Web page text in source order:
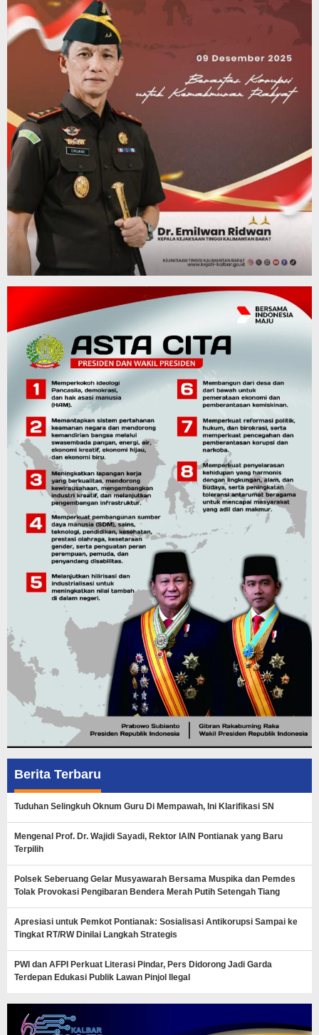
Berita Terbaru
Tuduhan Selingkuh Oknum Guru Di Mempawah, Ini Klarifikasi SN
Mengenal Prof. Dr. Wajidi Sayadi, Rektor IAIN Pontianak yang Baru
Terpilih
Polsek Seberuang Gelar Musyawarah Bersama Muspika dan Pemdes
Tolak Provokasi Pengibaran Bendera Merah Putih Setengah Tiang
Apresiasi untuk Pemkot Pontianak: Sosialisasi Antikorupsi Sampai ke
Tingkat RT/RW Dinilai Langkah Strategis
PWI dan AFPI Perkuat Literasi Pindar, Pers Didorong Jadi Garda
Terdepan Edukasi Publik Lawan Pinjol Ilegal